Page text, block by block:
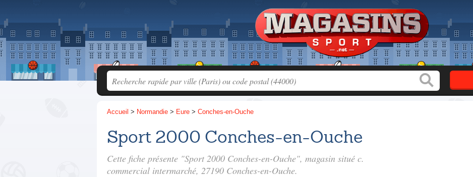
Accueil > Normandie > Eure > Conches-en-Ouche
Sport 2000 Conches-en-Ouche
Cette fiche présente "Sport 2000 Conches-en-Ouche", magasin situé c.
commercial intermarché, 27190 Conches-en-Ouche.